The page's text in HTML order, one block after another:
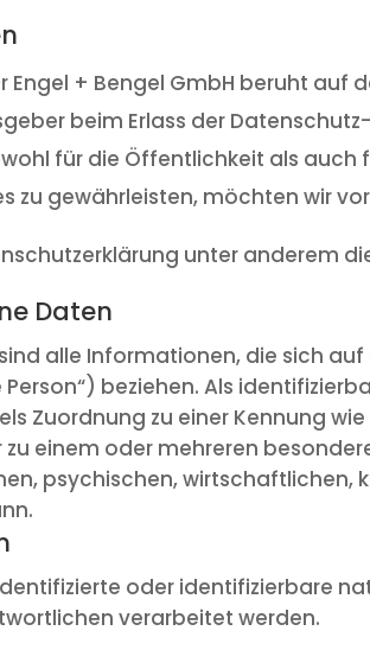
Engel + Bengel GmbH beruht auf
beim Erlass der
für die Öffentlichkeit als
zu gewährleisten, möchten wir
unter anderem
Daten
alle Informationen, die sich
beziehen. Als
Zuordnung zu einer Kennung
einem oder mehreren
psychischen, wirtschaftlichen,
oder identifizierbare
verarbeitet werden.